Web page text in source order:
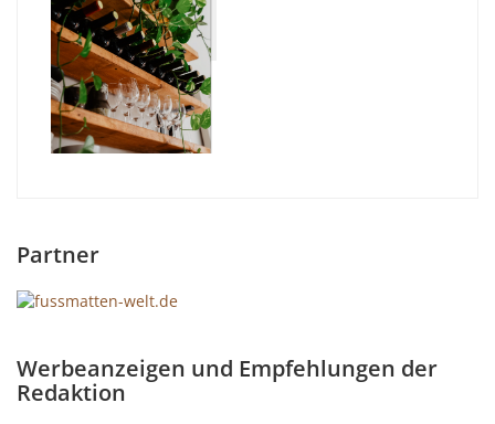
Partner
Werbeanzeigen und Empfehlungen der
Redaktion